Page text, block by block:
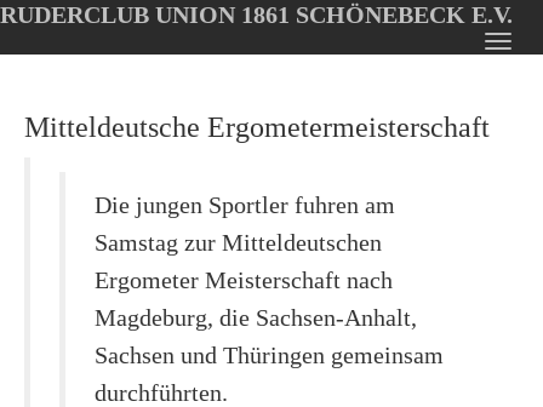
Oops, an error occurred! Code: 20260808234131dbb3cc84
main
RUDERCLUB UNION 1861 SCHÖNEBECK E.V.
Mitteldeutsche Ergometermeisterschaft
Die jungen Sportler fuhren am
Samstag zur Mitteldeutschen
Ergometer Meisterschaft nach
Magdeburg, die Sachsen-Anhalt,
Sachsen und Thüringen gemeinsam
durchführten.